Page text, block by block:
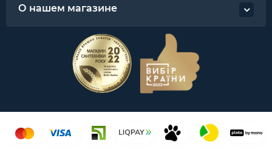
О нашем магазине